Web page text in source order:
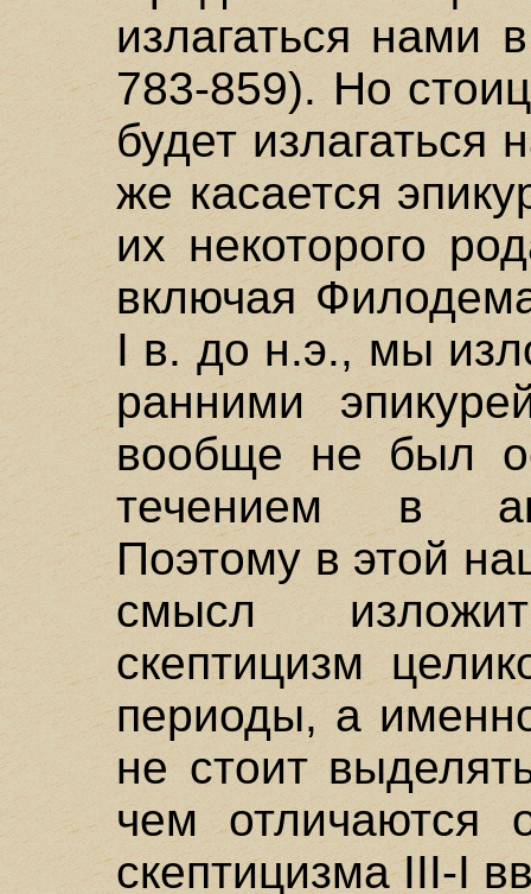
излагаться нами
783-859). Но
будет излагаться
же касается
их некоторого
включая
I в. до н.э., мы
ранними
вообще не был
течением в
Поэтому в этой
смысл
скептицизм
периоды, а
не стоит
чем отличаются
скептицизма III-I